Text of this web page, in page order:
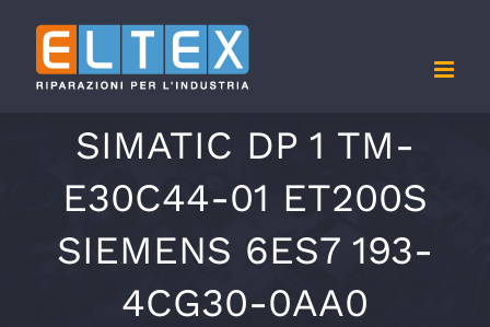
contenuto
SIMATIC DP 1 TM-
E30C44-01 ET200S
SIEMENS 6ES7 193-
4CG30-0AA0